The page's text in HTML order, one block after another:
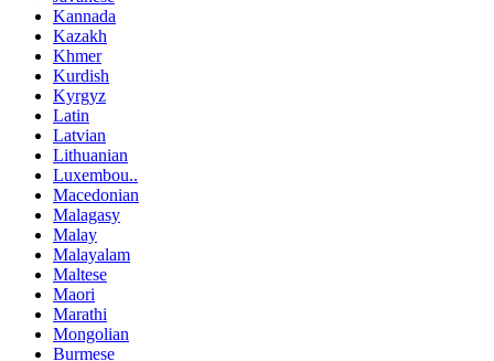
Kannada
Kazakh
Khmer
Kurdish
Kyrgyz
Latin
Latvian
Lithuanian
Luxembou..
Macedonian
Malagasy
Malay
Malayalam
Maltese
Maori
Marathi
Mongolian
Burmese